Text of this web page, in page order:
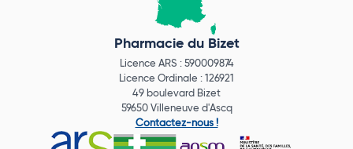
Pharmacie du Bizet
Licence ARS : 590009874
Licence Ordinale : 126921
49 boulevard Bizet
59650 Villeneuve d'Ascq
Contactez-nous !